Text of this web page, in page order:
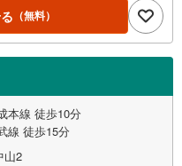
（無料）
本線 徒歩10分
線 徒歩15分
山2